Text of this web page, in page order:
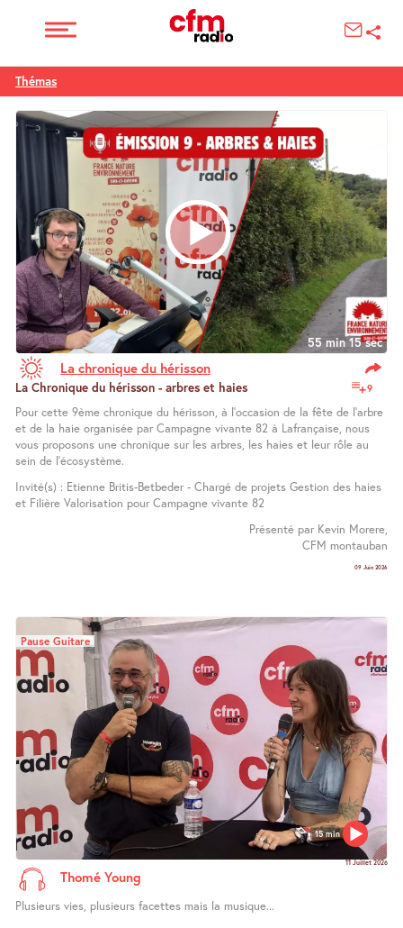
Thémas
55 min 15 sec
La chronique du hérisson
9
La Chronique du hérisson - arbres et haies
Pour cette 9ème chronique du hérisson, à l’occasion de la fête de l’arbre
et de la haie organisée par Campagne vivante 82 à Lafrançaise, nous
vous proposons une chronique sur les arbres, les haies et leur rôle au
sein de l’écosystème.
Invité(s) : Etienne Britis-Betbeder - Chargé de projets Gestion des haies
et Filière Valorisation pour Campagne vivante 82
Présenté par Kevin Morere,
CFM montauban
09 Juin 2026
15 min
Pause Guitare
11 Juillet 2026
Thomé Young
Plusieurs vies, plusieurs facettes mais la musique...